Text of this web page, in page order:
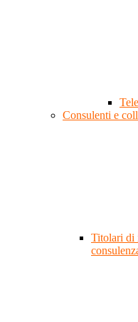
Consulenti e
Titolari di